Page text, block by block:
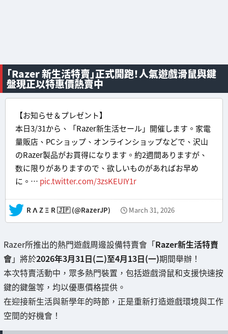
「Razer 新生活特賣」正式開跑！人氣遊戲滑鼠與鍵
盤現正以特惠價熱賣中
【お知らせ＆プレゼント】
本日3/31から、「Razer新生活セール」開催します。家電
量販店、PCショップ、オンラインショップなどで、沢山
のRazer製品がお買得になります。約2週間ありますが、
数に限りがありますので、欲しいものがあればお早め
に。… pic.twitter.com/3zsKEUIY1r
— R Λ Z Ξ R 🇯🇵 (@RazerJP) March 31, 2026
Razer所推出的熱門遊戲周邊設備特賣會「Razer新生活特賣
會」將於2026年3月31日(二)至4月13日(一)期間舉辦！
本次特賣活動中，眾多熱門裝置，包括遊戲滑鼠和支援快速按
鍵的鍵盤等，均以優惠價格提供。
在迎接新生活與新學年的時節，正是重新打造遊戲環境與工作
空間的好機會！